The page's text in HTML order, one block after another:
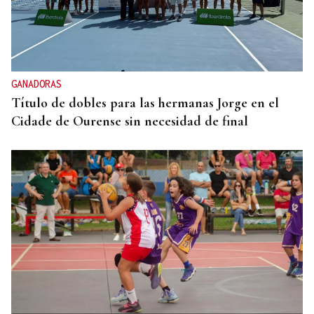
GANADORAS
Título de dobles para las hermanas Jorge en el
Cidade de Ourense sin necesidad de final